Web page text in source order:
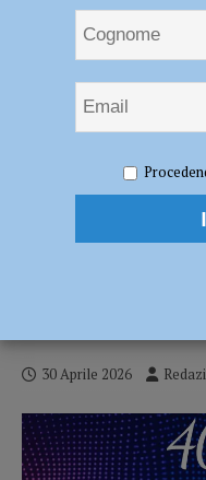
2026 al via il BAF – Bibiena
24 maggio
Il 3 maggio
30 Aprile 2026